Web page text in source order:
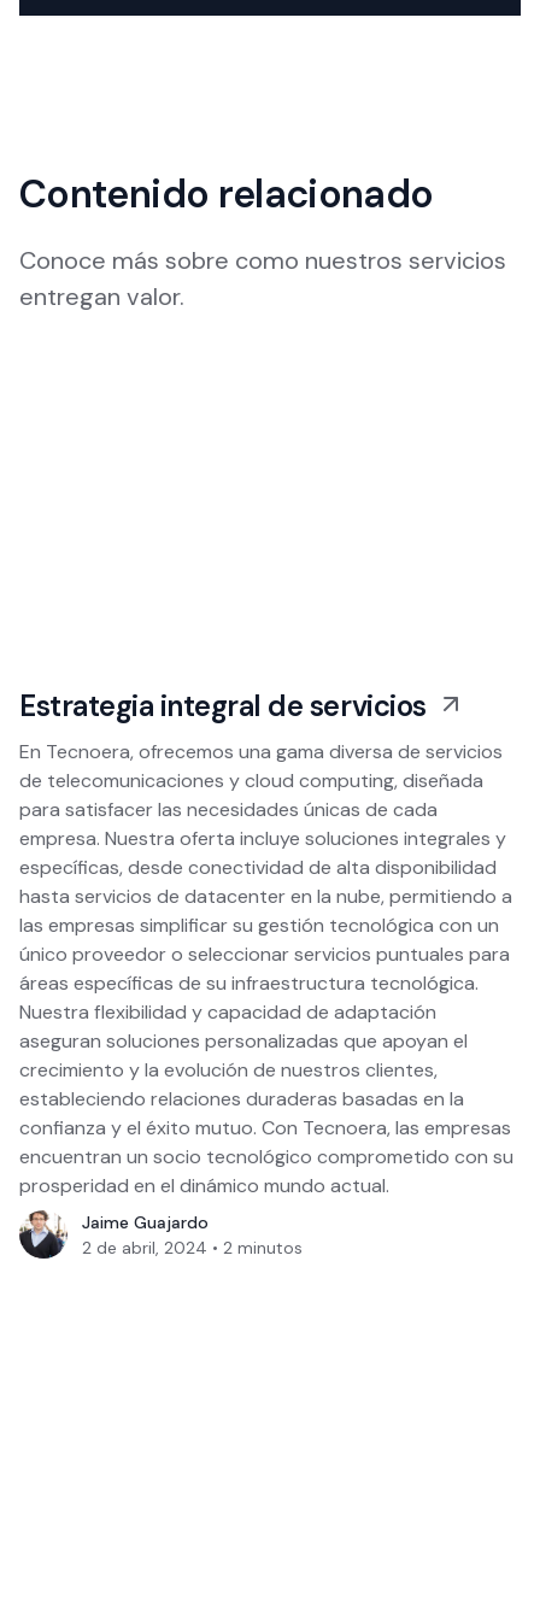
Contenido relacionado
Conoce más sobre como nuestros servicios
entregan valor.
Estrategia integral de servicios
En Tecnoera, ofrecemos una gama diversa de servicios
de telecomunicaciones y cloud computing, diseñada
para satisfacer las necesidades únicas de cada
empresa. Nuestra oferta incluye soluciones integrales y
específicas, desde conectividad de alta disponibilidad
hasta servicios de datacenter en la nube, permitiendo a
las empresas simplificar su gestión tecnológica con un
único proveedor o seleccionar servicios puntuales para
áreas específicas de su infraestructura tecnológica.
Nuestra flexibilidad y capacidad de adaptación
aseguran soluciones personalizadas que apoyan el
crecimiento y la evolución de nuestros clientes,
estableciendo relaciones duraderas basadas en la
confianza y el éxito mutuo. Con Tecnoera, las empresas
encuentran un socio tecnológico comprometido con su
prosperidad en el dinámico mundo actual.
Jaime Guajardo
2 de abril, 2024 • 2 minutos